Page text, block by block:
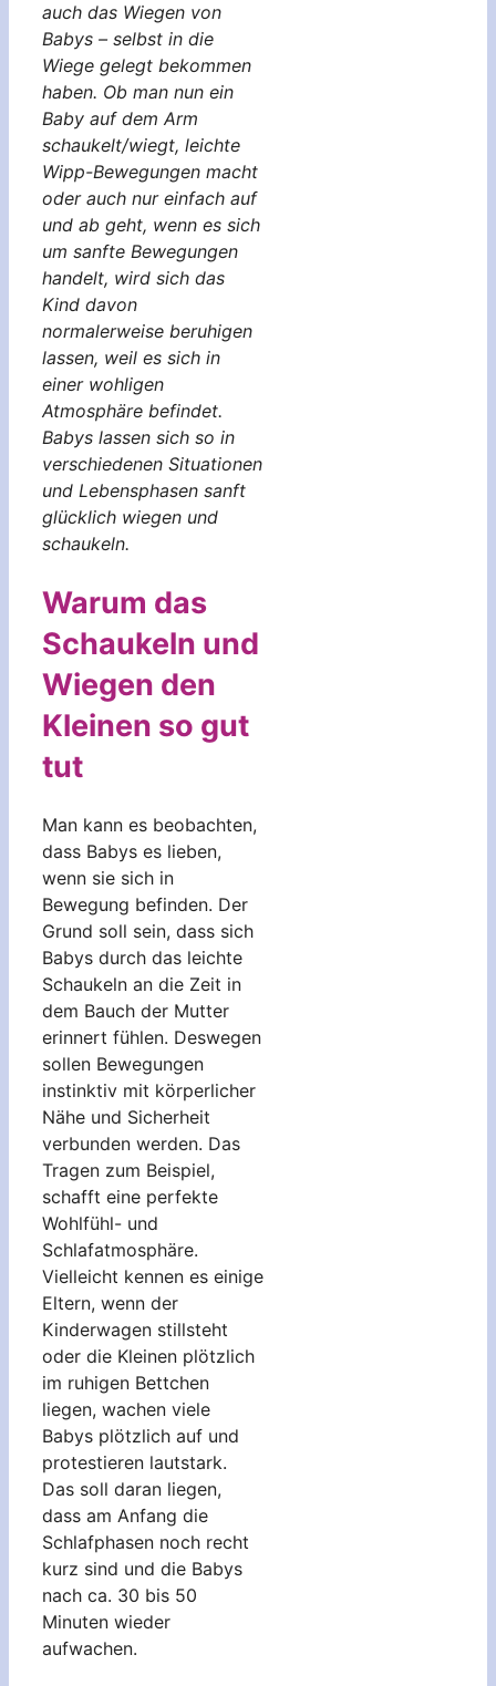
auch das Wiegen von
Babys – selbst in die
Wiege gelegt bekommen
haben. Ob man nun ein
Baby auf dem Arm
schaukelt/wiegt, leichte
Wipp-Bewegungen macht
oder auch nur einfach auf
und ab geht, wenn es sich
um sanfte Bewegungen
handelt, wird sich das
Kind davon
normalerweise beruhigen
lassen, weil es sich in
einer wohligen
Atmosphäre befindet.
Babys lassen sich so in
verschiedenen Situationen
und Lebensphasen sanft
glücklich wiegen und
schaukeln.
Warum das
Schaukeln und
Wiegen den
Kleinen so gut
tut
Man kann es beobachten,
dass Babys es lieben,
wenn sie sich in
Bewegung befinden. Der
Grund soll sein, dass sich
Babys durch das leichte
Schaukeln an die Zeit in
dem Bauch der Mutter
erinnert fühlen. Deswegen
sollen Bewegungen
instinktiv mit körperlicher
Nähe und Sicherheit
verbunden werden. Das
Tragen zum Beispiel,
schafft eine perfekte
Wohlfühl- und
Schlafatmosphäre.
Vielleicht kennen es einige
Eltern, wenn der
Kinderwagen stillsteht
oder die Kleinen plötzlich
im ruhigen Bettchen
liegen, wachen viele
Babys plötzlich auf und
protestieren lautstark.
Das soll daran liegen,
dass am Anfang die
Schlafphasen noch recht
kurz sind und die Babys
nach ca. 30 bis 50
Minuten wieder
aufwachen.